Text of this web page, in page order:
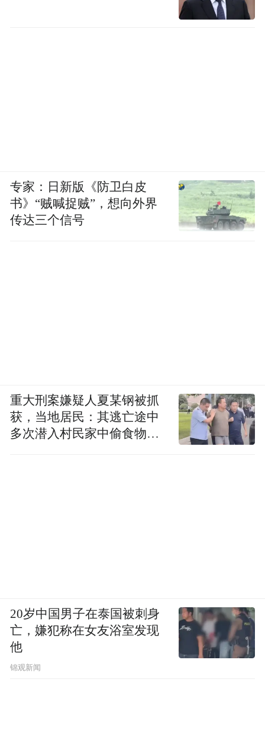
专家：日新版《防卫白皮
书》“贼喊捉贼”，想向外界
传达三个信号
重大刑案嫌疑人夏某钢被抓
获，当地居民：其逃亡途中
多次潜入村民家中偷食物被
20岁中国男子在泰国被刺身
亡，嫌犯称在女友浴室发现
他
锦观新闻